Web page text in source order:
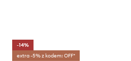
-14%
extra -5% z kodem: OFF*